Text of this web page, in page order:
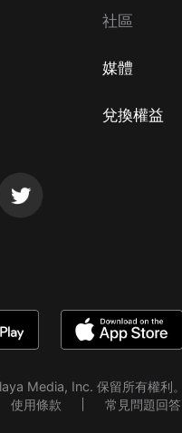
社區
媒體
兌換權益
Media, Inc. 保留所有權利。
使用條款 常見問題回答